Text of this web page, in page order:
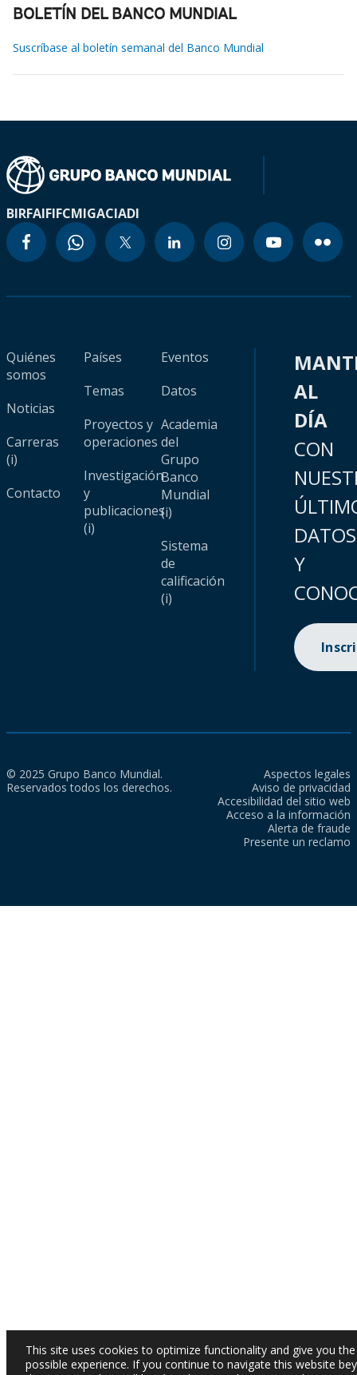
BOLETÍN DEL BANCO MUNDIAL
Suscríbase al boletín semanal del Banco Mundial
BIRFAIFIFCMIGACIADI
Quiénes
somos
Noticias
Carreras
(i)
Contacto
Países
Temas
Proyectos y
operaciones
Investigación
y
publicaciones
(i)
Eventos
Datos
Academia
del
Grupo
Banco
Mundial
(i)
Sistema
de
calificación
(i)
AL
DÍA
CON
DATOS
Y
© 2025 Grupo Banco Mundial.
Reservados todos los derechos.
Aspectos legales
Aviso de privacidad
Accesibilidad del sitio web
Acceso a la información
Alerta de fraude
Presente un reclamo
This site uses cookies to optimize functionality and give you
possible experience. If you continue to navigate this website